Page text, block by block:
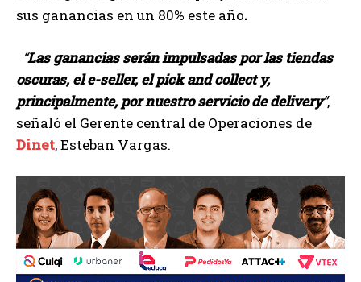
sus ganancias en un 80% este año.
“Las ganancias serán impulsadas por las tiendas
oscuras, el e-seller, el pick and collect y,
principalmente, por nuestro servicio de delivery”,
señaló el Gerente central de Operaciones de
Dinet, Esteban Vargas.